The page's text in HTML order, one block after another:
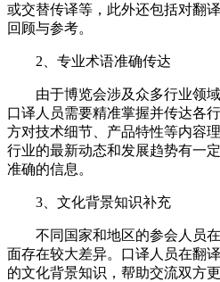
或交替传译等，此外还包括对翻
回顾与参考。
2、专业术语准确传达
由于博览会涉及众多行业领域
口译人员需要精准掌握并传达各
方对技术细节、产品特性等内容
行业的最新动态和发展趋势有一
准确的信息。
3、文化背景知识补充
不同国家和地区的参会人员在
面存在较大差异。口译人员在翻
的文化背景知识，帮助交流双方